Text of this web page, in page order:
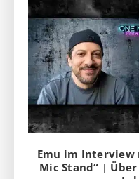
Emu im Interview
Mic Stand“ |